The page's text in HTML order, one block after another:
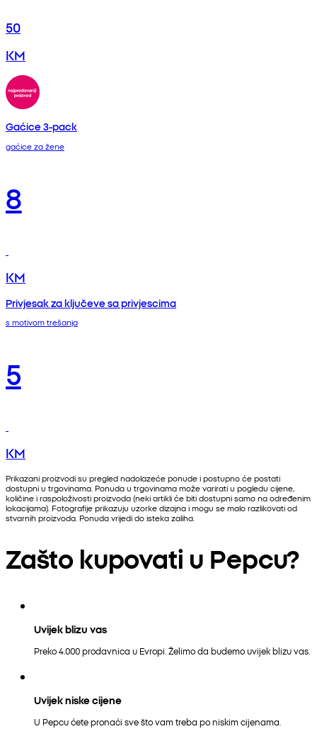
50
KM
Gaćice 3-pack
gaćice za žene
8
KM
Privjesak za ključeve sa privjescima
s motivom trešanja
5
KM
Prikazani proizvodi su pregled nadolazeće ponude i postupno će postati
dostupni u trgovinama. Ponuda u trgovinama može varirati u pogledu cijene,
količine i raspoloživosti proizvoda (neki artikli će biti dostupni samo na određenim
lokacijama). Fotografije prikazuju uzorke dizajna i mogu se malo razlikovati od
stvarnih proizvoda. Ponuda vrijedi do isteka zaliha.
Zašto kupovati u Pepcu?
Uvijek blizu vas
Preko 4.000 prodavnica u Evropi. Želimo da budemo uvijek blizu vas.
Uvijek niske cijene
U Pepcu ćete pronaći sve što vam treba po niskim cijenama.